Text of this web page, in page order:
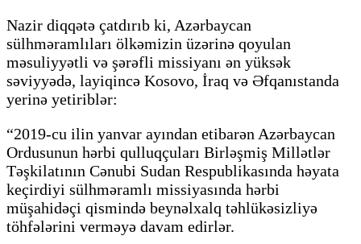
Nazir diqqətə çatdırıb ki, Azərbaycan
sülhməramlıları ölkəmizin üzərinə qoyulan
məsuliyyətli və şərəfli missiyanı ən yüksək
səviyyədə, layiqincə Kosovo, İraq və Əfqanıstanda
yerinə yetiriblər:
“2019-cu ilin yanvar ayından etibarən Azərbaycan
Ordusunun hərbi qulluqçuları Birləşmiş Millətlər
Təşkilatının Cənubi Sudan Respublikasında həyata
keçirdiyi sülhməramlı missiyasında hərbi
müşahidəçi qismində beynəlxalq təhlükəsizliyə
töhfələrini verməyə davam edirlər.